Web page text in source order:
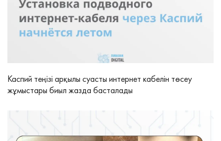
Каспий теңізі арқылы суасты интернет кабелін төсеу
жұмыстары биыл жазда басталады